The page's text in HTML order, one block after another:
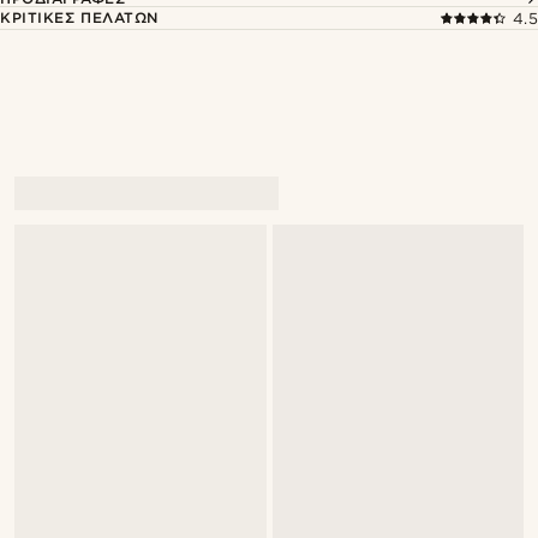
ΚΡΙΤΙΚΈΣ ΠΕΛΑΤΏΝ
4.5